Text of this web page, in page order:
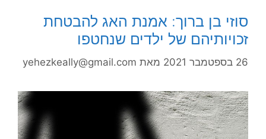
סוזי בן ברוך: אמנת האג להבטחת
זכויותיהם של ילדים שנחטפו
26 בספטמבר 2021 מאת yehezkeally@gmail.com